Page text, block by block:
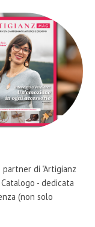
di "Artigianz
- dedicata
(non solo